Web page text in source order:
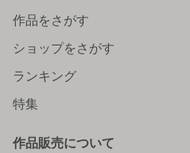
作品をさがす
ショップをさがす
ランキング
特集
作品販売について